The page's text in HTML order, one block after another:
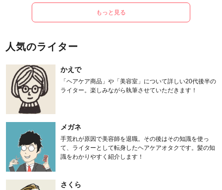
もっと見る
人気のライター
かえで
「ヘアケア商品」や「美容室」について詳しい20代後半の
ライター。楽しみながら執筆させていただきます！
メガネ
手荒れが原因で美容師を退職。その後はその知識を使っ
て、ライターとして転身したヘアケアオタクです。髪の知
識をわかりやすく紹介します！
さくら